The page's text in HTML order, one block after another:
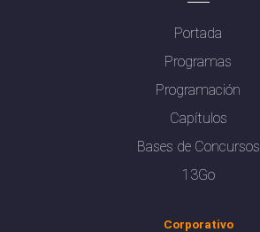
Portada
Programas
Programación
Capítulos
Bases de Concursos
13Go
Corporativo